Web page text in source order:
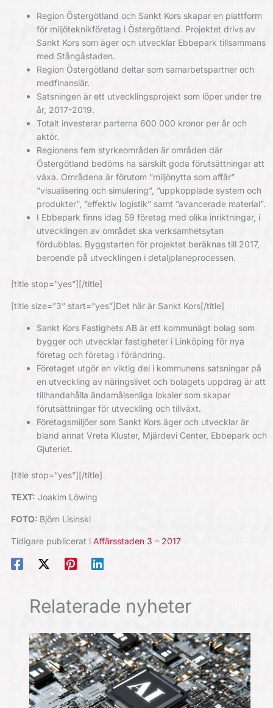
Region Östergötland och Sankt Kors skapar en plattform
för miljöteknikföretag i Östergötland. Projektet drivs av
Sankt Kors som äger och utvecklar Ebbepark tillsammans
med Stångåstaden.
Region Östergötland deltar som samarbetspartner och
medfinansiär.
Satsningen är ett utvecklingsprojekt som löper under tre
år, 2017-2019.
Totalt investerar parterna 600 000 kronor per år och
aktör.
Regionens fem styrkeområden är områden där
Östergötland bedöms ha särskilt goda förutsättningar att
växa. Områdena är förutom ”miljönytta som affär”
”visualisering och simulering”, ”uppkopplade system och
produkter”, ”effektiv logistik” samt ”avancerade material”.
I Ebbepark finns idag 59 företag med olika inriktningar, i
utvecklingen av området ska verksamhetsytan
fördubblas. Byggstarten för projektet beräknas till 2017,
beroende på utvecklingen i detaljplaneprocessen.
[title stop=”yes”][/title]
[title size=”3” start=”yes”]Det här är Sankt Kors[/title]
Sankt Kors Fastighets AB är ett kommunägt bolag som
bygger och utvecklar fastigheter i Linköping för nya
företag och företag i förändring.
Företaget utgör en viktig del i kommunens satsningar på
en utveckling av näringslivet och bolagets uppdrag är att
tillhandahålla ändamålsenliga lokaler som skapar
förutsättningar för utveckling och tillväxt.
Företagsmiljöer som Sankt Kors äger och utvecklar är
bland annat Vreta Kluster, Mjärdevi Center, Ebbepark och
Gjuteriet.
[title stop=”yes”][/title]
TEXT: Joakim Löwing
FOTO: Björn Lisinski
Tidigare publicerat i Affärsstaden 3 – 2017
Relaterade nyheter